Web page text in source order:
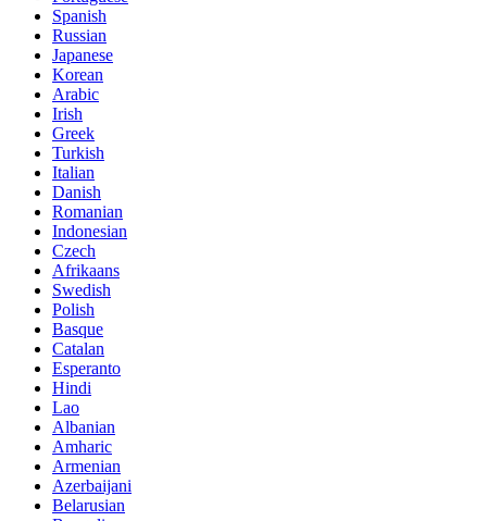
Spanish
Russian
Japanese
Korean
Arabic
Irish
Greek
Turkish
Italian
Danish
Romanian
Indonesian
Czech
Afrikaans
Swedish
Polish
Basque
Catalan
Esperanto
Hindi
Lao
Albanian
Amharic
Armenian
Azerbaijani
Belarusian